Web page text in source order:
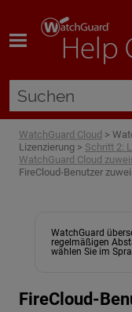
WatchGuard Cloud >
Lizenzierung > Schritt 2:
WatchGuard Cloud
FireCloud-Benutzer
WatchGuard
regelmäßigen
wählen Sie im
FireCloud-